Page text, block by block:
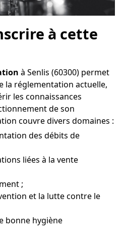
à cette
à Senlis (60300) permet
la réglementation actuelle,
les connaissances
de son
couvre divers domaines :
des débits de
liées à la vente
;
et la lutte contre le
bonne hygiène